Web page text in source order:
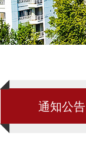
通知公告